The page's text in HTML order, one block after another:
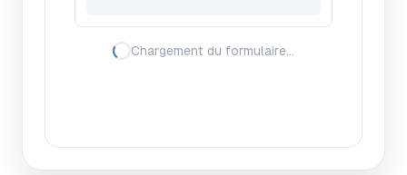
Chargement du formulaire…